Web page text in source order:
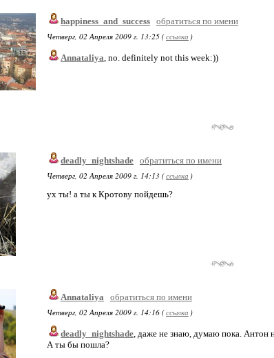
happiness_and_success обратиться по имени
Четверг, 02 Апреля 2009 г. 13:25 (ссылка )
Annataliya, no. definitely not this week:))
deadly_nightshade обратиться по имени
Четверг, 02 Апреля 2009 г. 14:13 (ссылка )
ух ты! а ты к Кротову пойдешь?
Annataliya
обратиться по имени
Четверг, 02 Апреля 2009 г. 14:16 (ссылка )
deadly_nightshade, даже не знаю, думаю пока. Антон
А ты бы пошла?